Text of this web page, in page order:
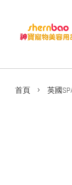
首頁 › 英國